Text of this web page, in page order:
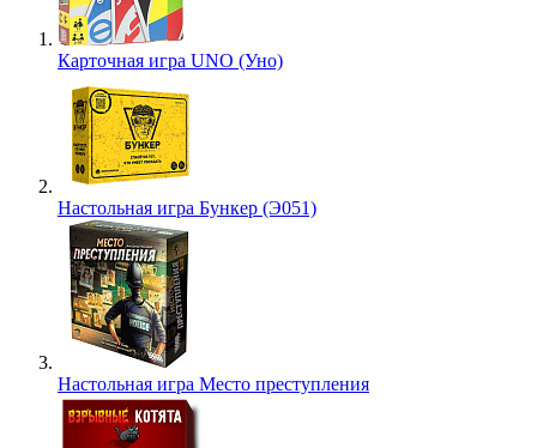
Карточная игра UNO (Уно)
Настольная игра Бункер (Э051)
Настольная игра Место преступления